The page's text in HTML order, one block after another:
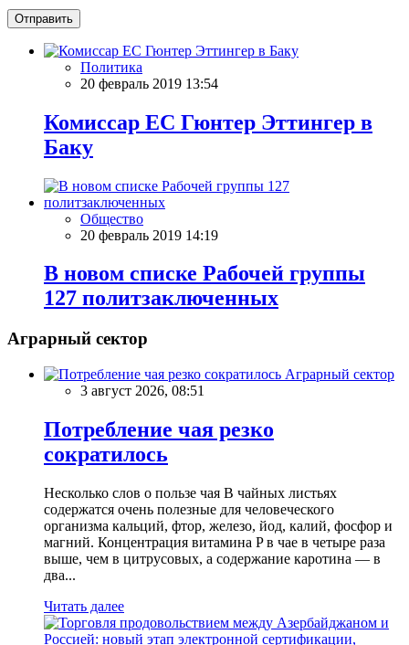
Отправить
Политика
20 февраль 2019 13:54
Комиссар ЕС Гюнтер Эттингер в
Баку
Общество
20 февраль 2019 14:19
В новом списке Рабочей группы
127 политзаключенных
Аграрный сектор
Аграрный сектор
3 август 2026, 08:51
Потребление чая резко
сократилось
Несколько слов о пользе чая В чайных листьях
содержатся очень полезные для человеческого
организма кальций, фтор, железо, йод, калий, фосфор и
магний. Концентрация витамина P в чае в четыре раза
выше, чем в цитрусовых, а содержание каротина — в
два...
Читать далее